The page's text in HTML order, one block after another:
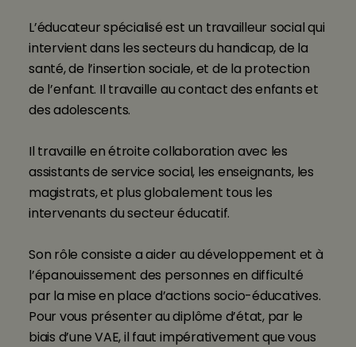
L’éducateur spécialisé est un travailleur social qui
intervient dans les secteurs du handicap, de la
santé, de l’insertion sociale, et de la protection
de l’enfant. Il travaille au contact des enfants et
des adolescents.
Il travaille en étroite collaboration avec les
assistants de service social, les enseignants, les
magistrats, et plus globalement tous les
intervenants du secteur éducatif.
Son rôle consiste a aider au développement et à
l’épanouissement des personnes en difficulté
par la mise en place d’actions socio-éducatives.
Pour vous présenter au diplôme d’état, par le
biais d’une VAE, il faut impérativement que vous